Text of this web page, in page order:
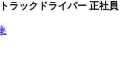
ラックドライバー 正社員